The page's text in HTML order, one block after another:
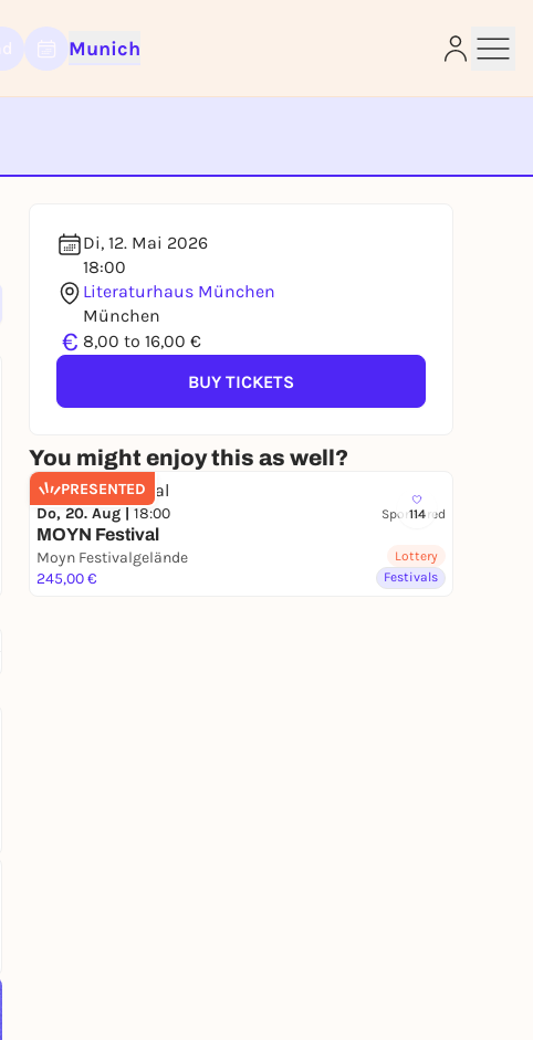
Munich
Di, 12. Mai 2026
18:00
Literaturhaus München
München
€ 8,00 to 16,00 €
BUY TICKETS
You might enjoy this as well?
PRESENTED
114
Do, 20. Aug | 18:00 Sponsored
MOYN Festival
Moyn Festivalgelände
245,00 €
Lottery
Festivals